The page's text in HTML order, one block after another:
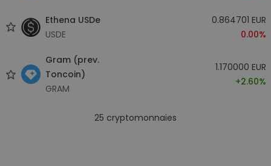
Ethena USDe
USDE
0.864701 EUR
0.00%
Gram (prev.
Toncoin)
GRAM
1.170000 EUR
+2.60%
25 cryptomonnaies